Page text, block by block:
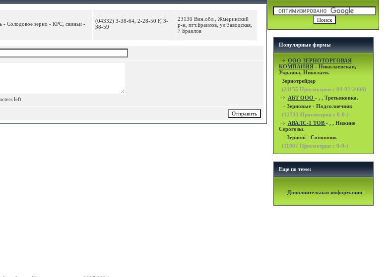
- Солодовое зерно - КРС, свиньи -
(04332) 3-38-64, 2-28-50 F, 3-
38-59
23130 Вин.обл., Жмеринский
р-н, пгт.Браилов, ул.Заводская,
7 Браилов
left
Популярные фирмы
OOO ЗЕРНОТОРГОВАЯ
КОМПАНИЯ- Николаевская,
Украина, Николаев.
Зернотрейдер
(21155 Просмотров с 04-02-2008)
АБТ ООО - , , Третьяковка.
- Зерновые - Подсолнечник
(12733 Просмотров с 0-0-)
АВАЛС-1 ТОВ - , , Нижние
Серогозы.
- Зернові - Соняшник
(11907 Просмотров с 0-0-)
Еще по теме:
Дополнительная информация